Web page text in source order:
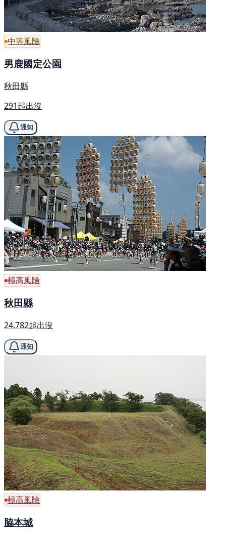
中等風險
男鹿國定公園
秋田縣
291起出沒
通知
極高風險
秋田縣
24,782起出沒
通知
極高風險
脇本城